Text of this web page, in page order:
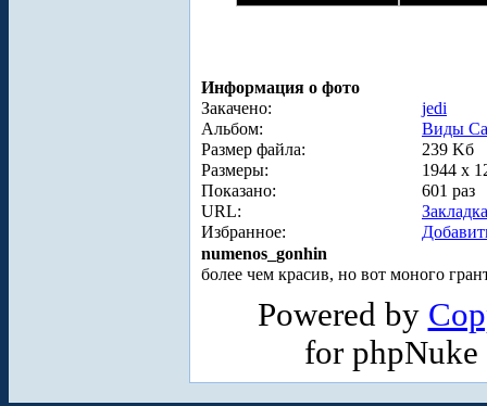
Информация о фото
Закачено:
jedi
Альбом:
Виды
Размер файла:
239 Kб
Размеры:
1944 x
Показано:
601 раз
URL:
Избранное:
numenos_gonhin
более чем красив, но вот моного
Powered by
for